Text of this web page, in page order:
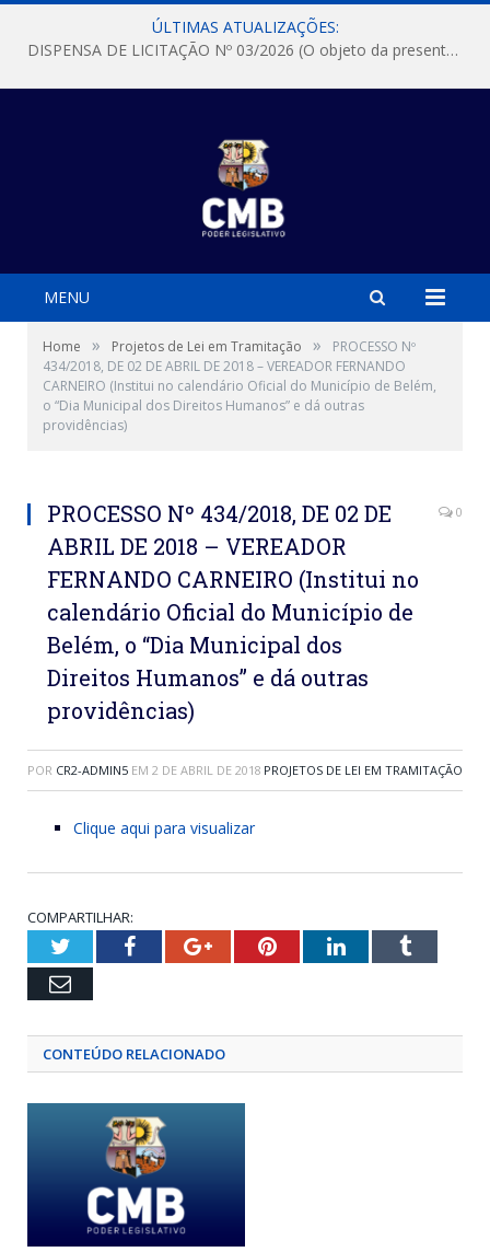
ÚLTIMAS ATUALIZAÇÕES:
DISPENSA DE LICITAÇÃO Nº 03/2026 (O objeto da presente dispensa é a escolha da proposta mais vantajosa para a aquisição, de aparelhos de ar condicionado, tipo Split, com material de instalação e fogão industrial, conforme condições, quantidades e exigências estabelecidas no termo de referencia e neste aviso de contratação direta e seus anexos)
MENU
Home » Projetos de Lei em Tramitação »
PROCESSO Nº
434/2018, DE 02 DE ABRIL DE 2018 – VEREADOR FERNANDO
CARNEIRO (Institui no calendário Oficial do Município de Belém,
o “Dia Municipal dos Direitos Humanos” e dá outras
providências)
PROCESSO Nº 434/2018, DE 02 DE
ABRIL DE 2018 – VEREADOR
FERNANDO CARNEIRO (Institui no
calendário Oficial do Município de
Belém, o “Dia Municipal dos
Direitos Humanos” e dá outras
providências)
0
POR CR2-ADMIN5 EM 2 DE ABRIL DE 2018 PROJETOS DE LEI EM TRAMITAÇÃO
Clique aqui para visualizar
COMPARTILHAR:
TwitterFacebookGoogle+PinterestLinkedInTumblr
Email
CONTEÚDO RELACIONADO